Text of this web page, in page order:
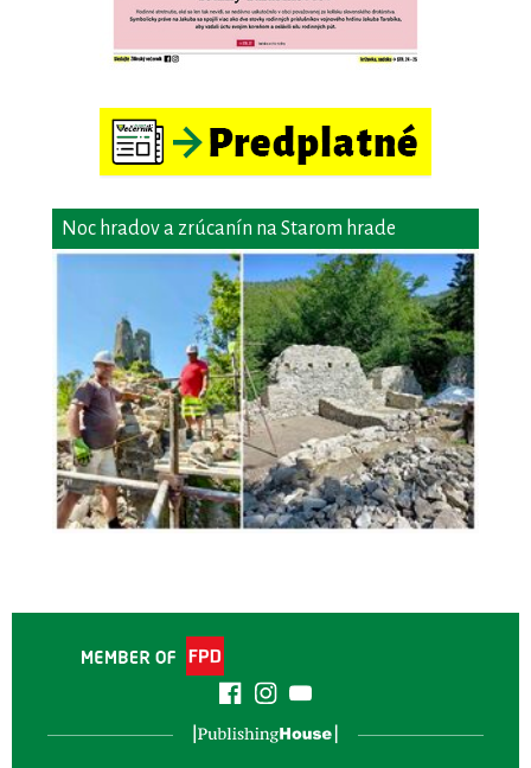
Noc hradov a zrúcanín na Starom hrade